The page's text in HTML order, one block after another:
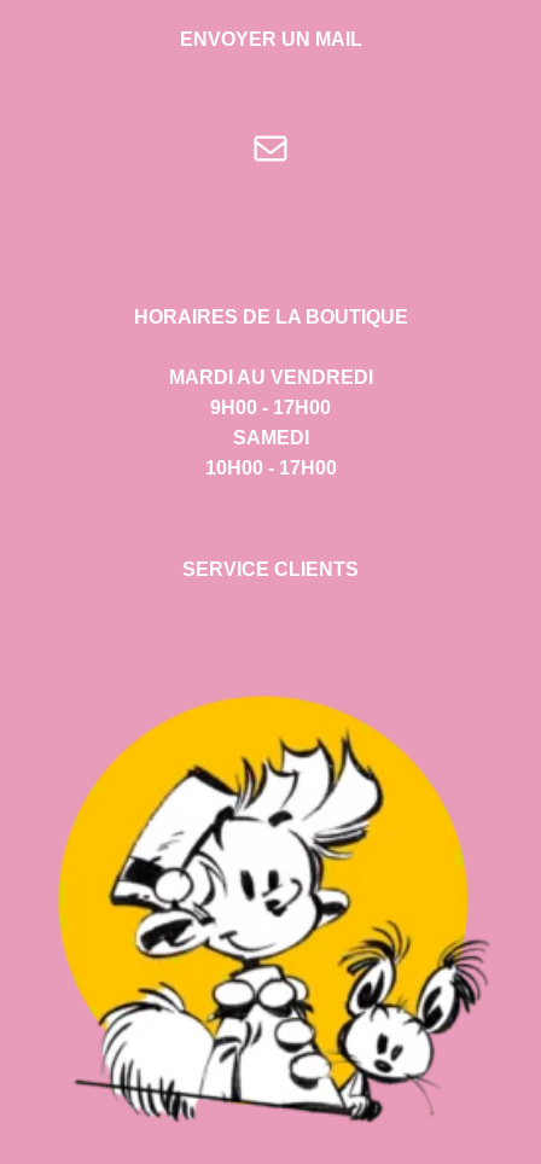
ENVOYER UN MAIL
E-mail
HORAIRES DE LA BOUTIQUE
MARDI AU VENDREDI
9H00 - 17H00
SAMEDI
10H00 - 17H00
SERVICE CLIENTS